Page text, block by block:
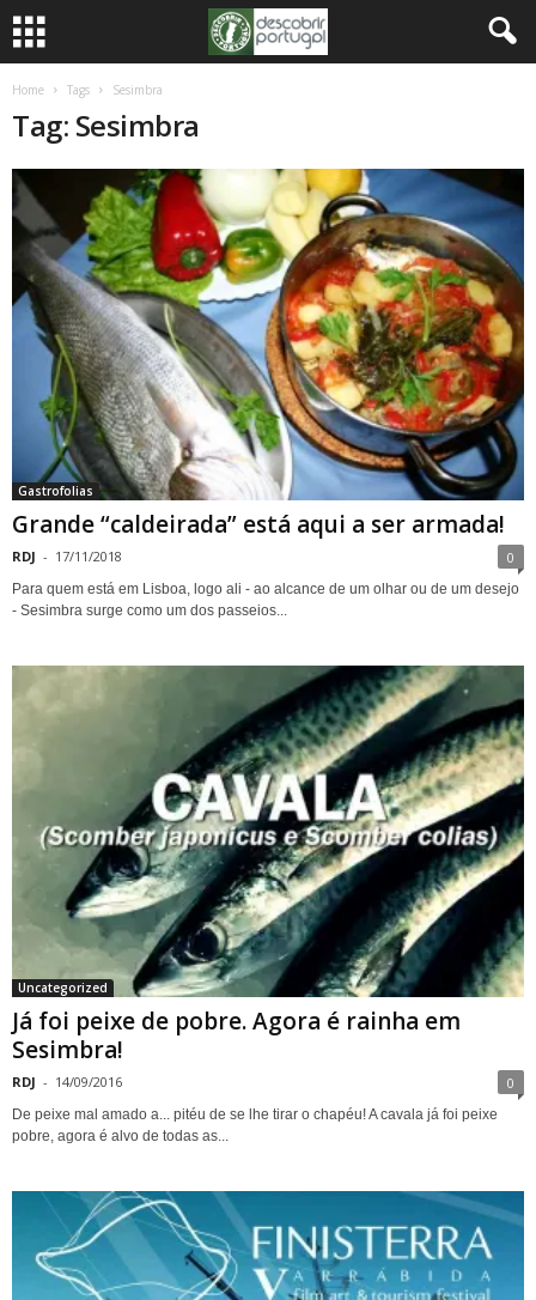
Home Tags Sesimbra
Tag: Sesimbra
Gastrofolias
Grande “caldeirada” está aqui a ser armada!
RDJ - 17/11/2018 0
Para quem está em Lisboa, logo ali - ao alcance de um olhar ou de um desejo
- Sesimbra surge como um dos passeios...
Uncategorized
Já foi peixe de pobre. Agora é rainha em
Sesimbra!
RDJ - 14/09/2016 0
De peixe mal amado a... pitéu de se lhe tirar o chapéu! A cavala já foi peixe
pobre, agora é alvo de todas as...